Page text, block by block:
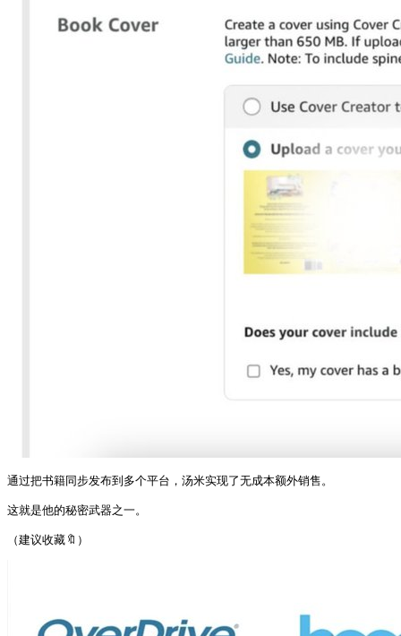
通过把书籍同步发布到多个平台，汤米实现了无成本额外销售。
这就是他的秘密武器之一。
（建议收藏🔖）